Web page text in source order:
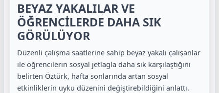
BEYAZ YAKALILAR VE
ÖĞRENCİLERDE DAHA SIK
GÖRÜLÜYOR
Düzenli çalışma saatlerine sahip beyaz yakalı çalışanlar
ile öğrencilerin sosyal jetlagla daha sık karşılaştığını
belirten Öztürk, hafta sonlarında artan sosyal
etkinliklerin uyku düzenini değiştirebildiğini anlattı.